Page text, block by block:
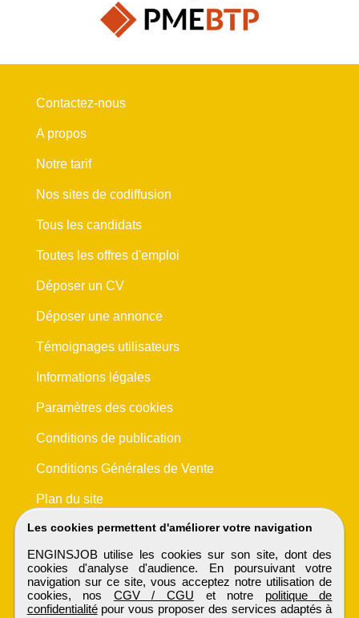
Les cookies permettent d'améliorer votre navigation
ENGINSJOB utilise les cookies sur son site, dont des
cookies d'analyse d'audience. En poursuivant votre
navigation sur ce site, vous acceptez notre utilisation de
cookies, nos CGV / CGU et notre politique de
confidentialitépour vous proposer des services adaptés à
Contactez-nous
A propos
Notre tarif
Nos sites de codiffusion
Tous les candidats
Toutes les offres d'emploi
Déposer un CV
Déposer une annonce
Témoignages utilisateurs
Informations légales
Paramètres des cookies
Conditions de publication
Conditions Générales de Vente
Plan du site